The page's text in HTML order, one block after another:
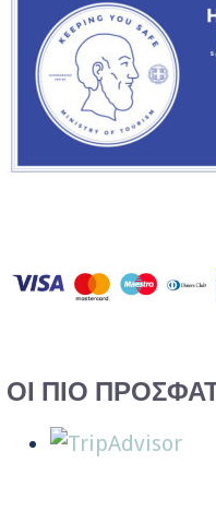
ΟΙ ΠΙΟ